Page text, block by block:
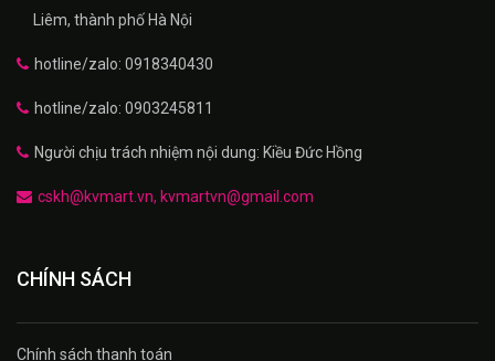
Liêm, thành phố Hà Nội
hotline/zalo: 0918340430
hotline/zalo: 0903245811
Người chịu trách nhiệm nội dung: Kiều Đức Hồng
cskh@kvmart.vn, kvmartvn@gmail.com
CHÍNH SÁCH
Chính sách thanh toán